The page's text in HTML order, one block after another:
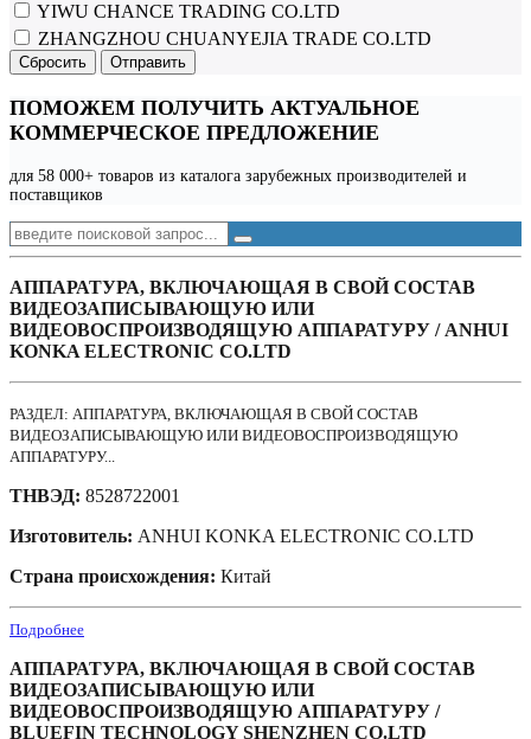
YIWU CHANCE TRADING CO.LTD
ZHANGZHOU CHUANYEJIA TRADE CO.LTD
Сбросить Отправить
ПОМОЖЕМ ПОЛУЧИТЬ АКТУАЛЬНОЕ
КОММЕРЧЕСКОЕ ПРЕДЛОЖЕНИЕ
для 58 000+ товаров из каталога зарубежных производителей и
поставщиков
АППАРАТУРА, ВКЛЮЧАЮЩАЯ В СВОЙ СОСТАВ
ВИДЕОЗАПИСЫВАЮЩУЮ ИЛИ
ВИДЕОВОСПРОИЗВОДЯЩУЮ АППАРАТУРУ / ANHUI
KONKA ELECTRONIC CO.LTD
РАЗДЕЛ: АППАРАТУРА, ВКЛЮЧАЮЩАЯ В СВОЙ СОСТАВ
ВИДЕОЗАПИСЫВАЮЩУЮ ИЛИ ВИДЕОВОСПРОИЗВОДЯЩУЮ
АППАРАТУРУ...
ТНВЭД: 8528722001
Изготовитель: ANHUI KONKA ELECTRONIC CO.LTD
Страна происхождения: Китай
Подробнее
АППАРАТУРА, ВКЛЮЧАЮЩАЯ В СВОЙ СОСТАВ
ВИДЕОЗАПИСЫВАЮЩУЮ ИЛИ
ВИДЕОВОСПРОИЗВОДЯЩУЮ АППАРАТУРУ /
BLUEFIN TECHNOLOGY SHENZHEN СО.LTD